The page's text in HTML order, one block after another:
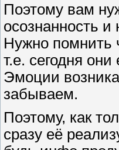
Поэтому вам
осознанность
Нужно помнить
т.е. сегодня они
Эмоции
забываем.
Поэтому, как
сразу её